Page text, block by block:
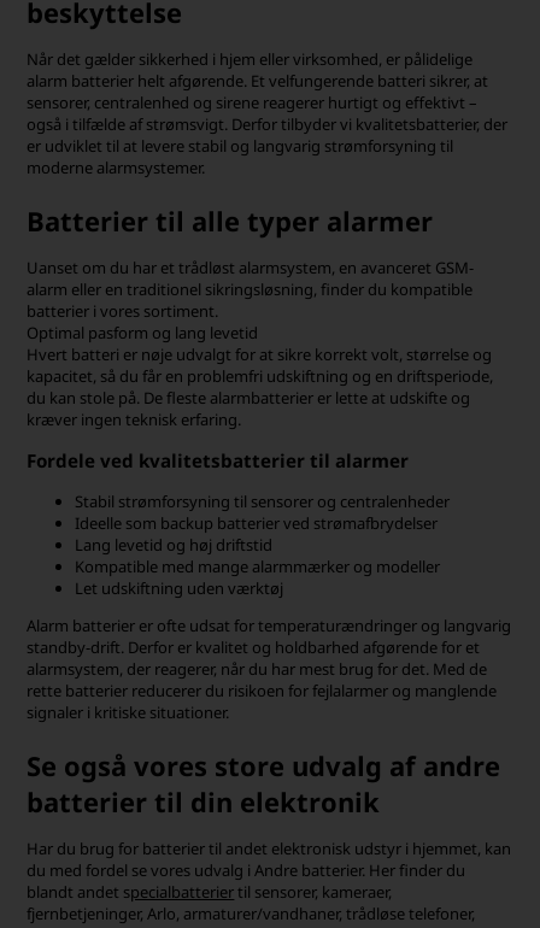
beskyttelse
Når det gælder sikkerhed i hjem eller virksomhed, er pålidelige
alarm batterier helt afgørende. Et velfungerende batteri sikrer, at
sensorer, centralenhed og sirene reagerer hurtigt og effektivt –
også i tilfælde af strømsvigt. Derfor tilbyder vi kvalitetsbatterier, der
er udviklet til at levere stabil og langvarig strømforsyning til
moderne alarmsystemer.
Batterier til alle typer alarmer
Uanset om du har et trådløst alarmsystem, en avanceret GSM-
alarm eller en traditionel sikringsløsning, finder du kompatible
batterier i vores sortiment.
Optimal pasform og lang levetid
Hvert batteri er nøje udvalgt for at sikre korrekt volt, størrelse og
kapacitet, så du får en problemfri udskiftning og en driftsperiode,
du kan stole på. De fleste alarmbatterier er lette at udskifte og
kræver ingen teknisk erfaring.
Fordele ved kvalitetsbatterier til alarmer
Stabil strømforsyning til sensorer og centralenheder
Ideelle som backup batterier ved strømafbrydelser
Lang levetid og høj driftstid
Kompatible med mange alarmmærker og modeller
Let udskiftning uden værktøj
Alarm batterier er ofte udsat for temperaturændringer og langvarig
standby-drift. Derfor er kvalitet og holdbarhed afgørende for et
alarmsystem, der reagerer, når du har mest brug for det. Med de
rette batterier reducerer du risikoen for fejlalarmer og manglende
signaler i kritiske situationer.
Se også vores store udvalg af andre
batterier til din elektronik
Har du brug for batterier til andet elektronisk udstyr i hjemmet, kan
du med fordel se vores udvalg i Andre batterier. Her finder du
blandt andet specialbatteriertil sensorer, kameraer,
fjernbetjeninger, Arlo, armaturer/vandhaner, trådløse telefoner,